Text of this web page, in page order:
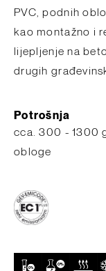
PVC, podnih
kao montažno i
lijepljenje na
drugih
Potrošnja
​cca. 300 - 1300
obloge